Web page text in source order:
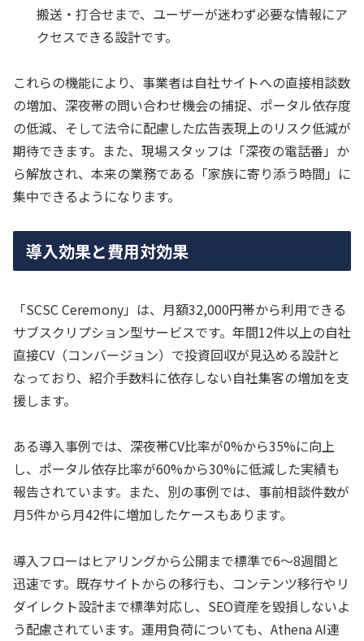
搬送・打合せまで、ユーザーが迷わず必要な情報にア
クセスできる設計です。
これらの機能により、事業者は自社サイトへの直接相談数
の増加、深夜帯の問い合わせ機会の捕捉、ポータル依存度
の低減、そして法令に配慮した広告表現上のリスク低減が
期待できます。また、現場スタッフは「深夜の電話番」か
ら解放され、本来の業務である「家族に寄り添う時間」に
集中できるようになります。
導入効果と費用対効果
「SCSC Ceremony」は、月額32,000円帯から利用できる
サブスクリプション型サービスです。年間12件以上の自社
直接CV（コンバージョン）で投資回収が見込める設計と
なっており、紹介手数料に依存しない自社集客の増加を支
援します。
ある導入事例では、深夜帯CV比率が0%から35%に向上
し、ポータル依存比率が60%から30%に低減した実績も
報告されています。また、別の事例では、事前相談件数が
月5件から月42件に増加したケースもあります。
導入フローはヒアリングから公開まで標準で6～8週間と
迅速です。既存サイトからの移行も、コンテンツ移行やリ
ダイレクト設計まで標準対応し、SEO資産を毀損しないよ
う配慮されています。運用負荷についても、Athena AI連